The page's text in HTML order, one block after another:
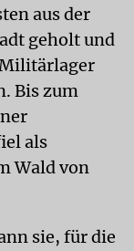
aus der
geholt und
Bis zum
als
Wald von
sie, für die